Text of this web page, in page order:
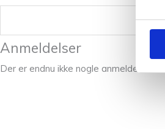
Anmeldelser
Der er endnu ikke nogle anmeldelser.